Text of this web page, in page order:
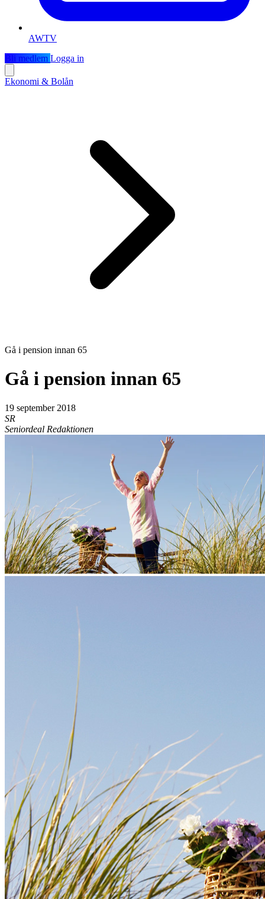
AWTV
Bli medlem Logga in
Ekonomi & Bolån
Gå i pension innan 65
Gå i pension innan 65
19 september 2018
SR
Seniordeal Redaktionen